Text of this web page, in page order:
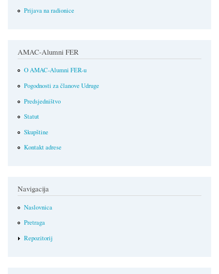
Prijava na radionice
AMAC-Alumni FER
O AMAC-Alumni FER-u
Pogodnosti za članove Udruge
Predsjedništvo
Statut
Skupštine
Kontakt adrese
Navigacija
Naslovnica
Pretraga
Repozitorij